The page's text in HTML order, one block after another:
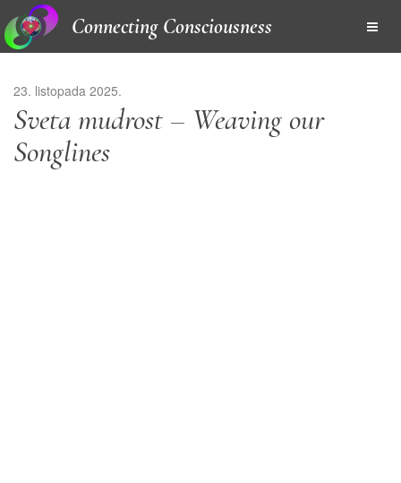
Connecting Consciousness
23. listopada 2025.
Sveta mudrost – Weaving our
Songlines